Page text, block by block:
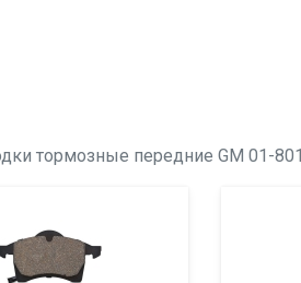
тормозные передние GM 01-